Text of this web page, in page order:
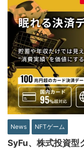
News NFTゲーム
SyFu、株式投資型